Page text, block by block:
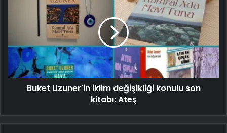
Buket Uzuner'in iklim değişikliği konulu son
kitabı: Ateş